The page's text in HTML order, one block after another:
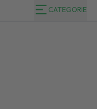
CATEGORIE